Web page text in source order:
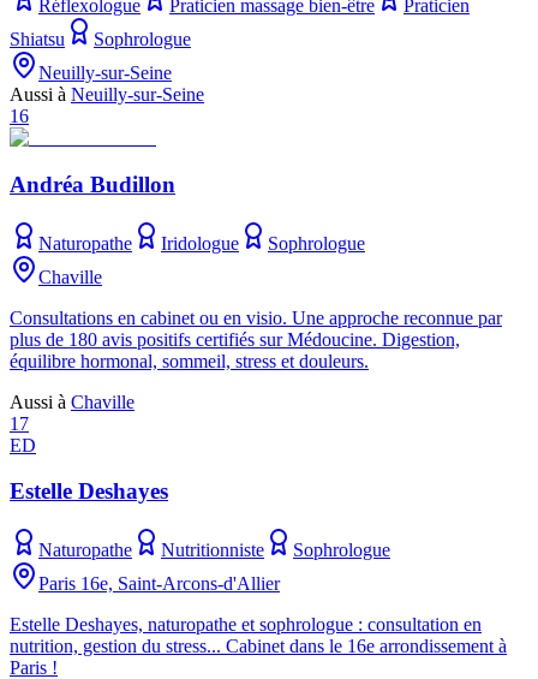
Réflexologue Praticien massage bien-être
Praticien
Shiatsu
Sophrologue
Neuilly-sur-Seine
Aussi à Neuilly-sur-Seine
16
Andréa Budillon
Naturopathe Iridologue
Sophrologue
Chaville
Consultations en cabinet ou en visio. Une approche reconnue par
plus de 180 avis positifs certifiés sur Médoucine. Digestion,
équilibre hormonal, sommeil, stress et douleurs.
Aussi à Chaville
17
ED
Estelle Deshayes
Naturopathe Nutritionniste
Sophrologue
Paris 16e, Saint-Arcons-d'Allier
Estelle Deshayes, naturopathe et sophrologue : consultation en
nutrition, gestion du stress... Cabinet dans le 16e arrondissement à
Paris !